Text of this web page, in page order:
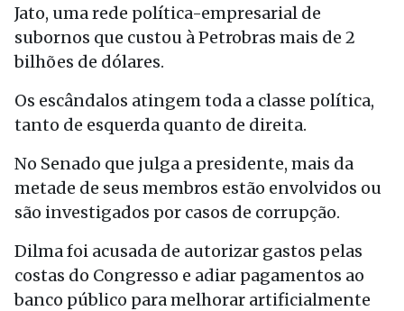
Jato, uma rede política-empresarial de
subornos que custou à Petrobras mais de 2
bilhões de dólares.
Os escândalos atingem toda a classe política,
tanto de esquerda quanto de direita.
No Senado que julga a presidente, mais da
metade de seus membros estão envolvidos ou
são investigados por casos de corrupção.
Dilma foi acusada de autorizar gastos pelas
costas do Congresso e adiar pagamentos ao
banco público para melhorar artificialmente